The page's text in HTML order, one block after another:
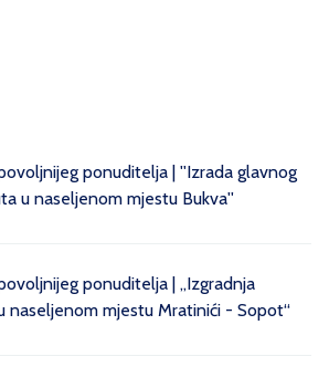
ponuditelja | ''Izrada glavnog
u naseljenom mjestu Bukva''
ponuditelja | „Izgradnja
naseljenom mjestu Mratinići - Sopot“